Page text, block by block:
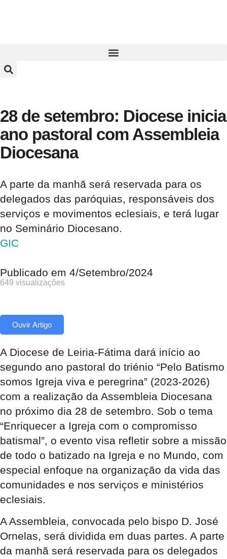
28 de setembro: Diocese inicia
ano pastoral com Assembleia
Diocesana
A parte da manhã será reservada para os
delegados das paróquias, responsáveis dos
serviços e movimentos eclesiais, e terá lugar
no Seminário Diocesano.
GIC
Publicado em 4/Setembro/2024
649 visualizações
Ouvir Artigo
A Diocese de Leiria-Fátima dará início ao
segundo ano pastoral do triénio “Pelo Batismo
somos Igreja viva e peregrina” (2023-2026)
com a realização da Assembleia Diocesana
no próximo dia 28 de setembro. Sob o tema
“Enriquecer a Igreja com o compromisso
batismal”, o evento visa refletir sobre a missão
de todo o batizado na Igreja e no Mundo, com
especial enfoque na organização da vida das
comunidades e nos serviços e ministérios
eclesiais.
A Assembleia, convocada pelo bispo D. José
Ornelas, será dividida em duas partes. A parte
da manhã será reservada para os delegados